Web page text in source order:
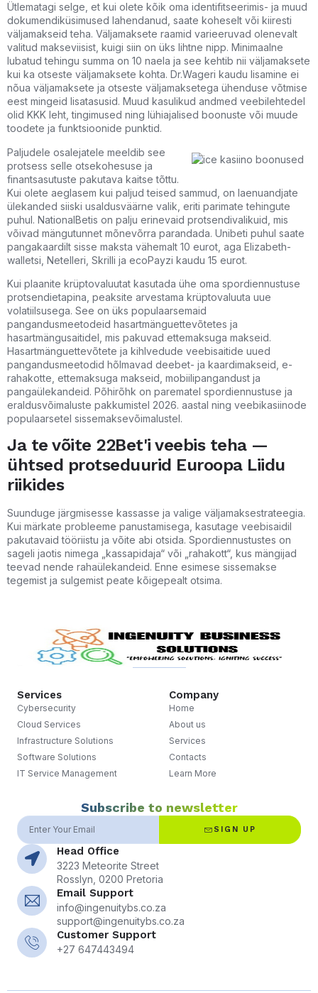
Ütlematagi selge, et kui olete kõik oma identifitseerimis- ja muud
dokumendiküsimused lahendanud, saate koheselt või kiiresti
väljamakseid teha. Väljamaksete raamid varieeruvad olenevalt
valitud makseviisist, kuigi siin on üks lihtne nipp. Minimaalne
lubatud tehingu summa on 10 naela ja see kehtib nii väljamaksete
kui ka otseste väljamaksete kohta. Dr.Wageri kaudu lisamine ei
nõua väljamaksete ja otseste väljamaksetega ühenduse võtmise
eest mingeid lisatasusid. Muud kasulikud andmed veebilehtedel
olid KKK leht, tingimused ning lühiajalised boonuste või muude
toodete ja funktsioonide punktid.
Paljudele osalejatele meeldib see
protsess selle otsekohesuse ja
finantsasutuste pakutava kaitse tõttu.
Kui olete aeglasem kui paljud teised sammud, on laenuandjate
ülekanded siiski usaldusväärne valik, eriti parimate tehingute
puhul. NationalBetis on palju erinevaid protsendivalikuid, mis
võivad mängutunnet mõnevõrra parandada. Unibeti puhul saate
pangakaardilt sisse maksta vähemalt 10 eurot, aga Elizabeth-
walletsi, Netelleri, Skrilli ja ecoPayzi kaudu 15 eurot.
Kui plaanite krüptovaluutat kasutada ühe oma spordiennustuse
protsendietapina, peaksite arvestama krüptovaluuta uue
volatiilsusega. See on üks populaarsemaid
pangandusmeetodeid hasartmänguettevõtetes ja
hasartmängusaitidel, mis pakuvad ettemaksuga makseid.
Hasartmänguettevõtete ja kihlvedude veebisaitide uued
pangandusmeetodid hõlmavad deebet- ja kaardimakseid, e-
rahakotte, ettemaksuga makseid, mobiilipangandust ja
pangaülekandeid. Põhirõhk on parematel spordiennustuse ja
eraldusvõimaluste pakkumistel 2026. aastal ning veebikasiinode
populaarsetel sissemaksevõimalustel.
Ja te võite 22Bet'i veebis teha —
ühtsed protseduurid Euroopa Liidu
riikides
Suunduge järgmisesse kassasse ja valige väljamaksestrateegia.
Kui märkate probleeme panustamisega, kasutage veebisaidil
pakutavaid tööriistu ja võite abi otsida. Spordiennustustes on
sageli jaotis nimega „kassapidaja“ või „rahakott“, kus mängijad
teevad nende rahaülekandeid. Enne esimese sissemakse
tegemist ja sulgemist peate kõigepealt otsima.
Services
Cybersecurity
Cloud Services
Infrastructure Solutions
Software Solutions
IT Service Management
Company
Home
About us
Services
Contacts
Learn More
Subscribe to newsletter
SIGN UP
Head Office
3223 Meteorite Street
Rosslyn, 0200 Pretoria
Email Support
info@ingenuitybs.co.za
support@ingenuitybs.co.za
Customer Support
+27 647443494